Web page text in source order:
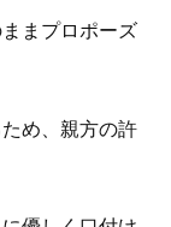
まプロポーズ
め、親方の許